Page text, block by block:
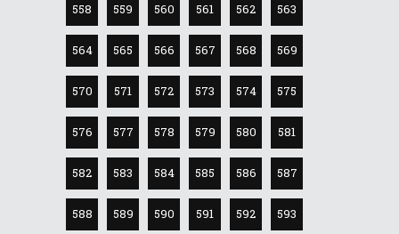
558 559 560 561 562 563
564 565 566 567 568 569
570 571 572 573 574 575
576 577 578 579 580 581
582 583 584 585 586 587
588 589 590 591 592 593